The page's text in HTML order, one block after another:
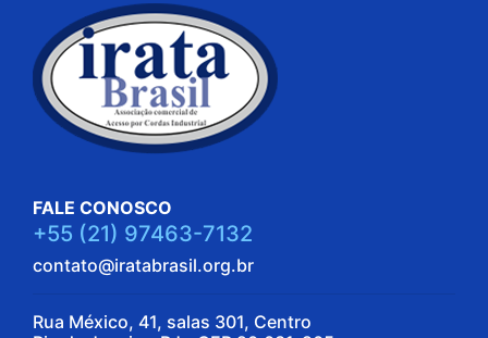
FALE CONOSCO
+55 (21) 97463-7132
contato@iratabrasil.org.br
Rua México, 41, salas 301, Centro